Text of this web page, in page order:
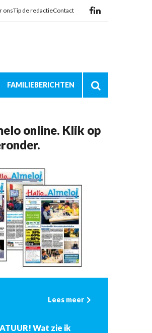
onsTip de redactieContact
FAMILIEBERICHTEN
online. Klik op
Lees meer
Wat zie ik